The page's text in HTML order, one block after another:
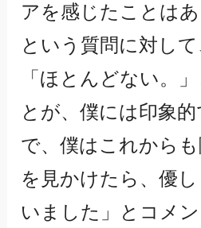
アを感じたことはあ
という質問に対し
「ほとんどない。
とが、僕には印象
で、僕はこれから
を見かけたら、優
いました」とコメン